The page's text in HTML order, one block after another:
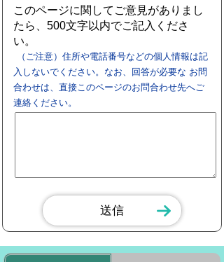
このページに関してご意見がありまし
たら、500文字以内でご記入くださ
い。
（ご注意）住所や電話番号などの個人情報は記
入しないでください。なお、回答が必要な お問
合わせは、直接このページのお問合わせ先へご
連絡ください。